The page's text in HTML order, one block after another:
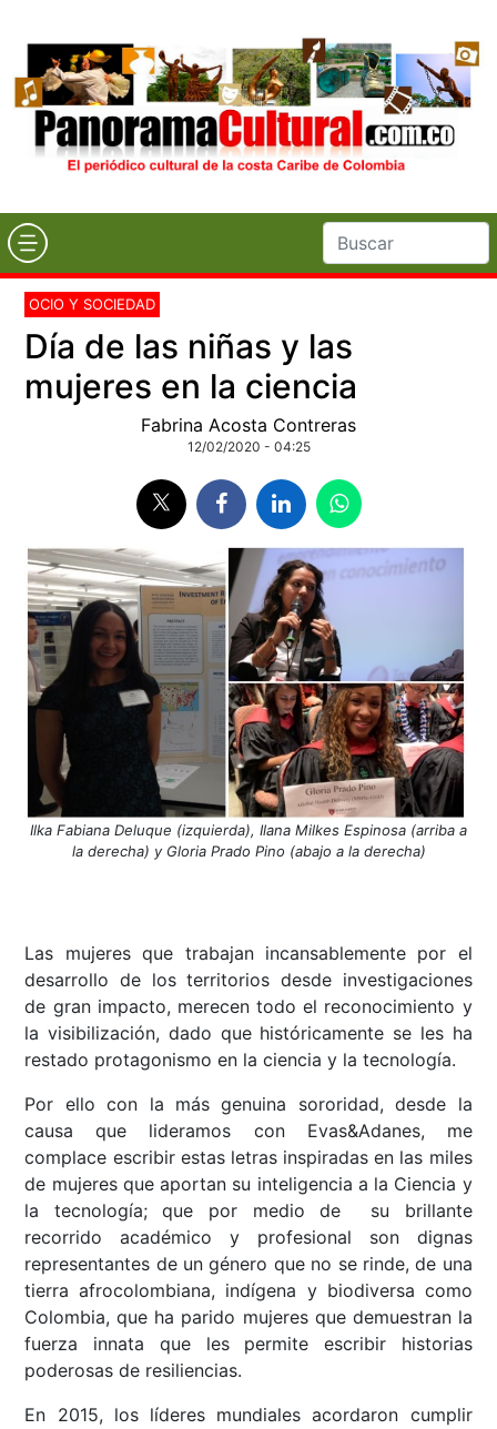
OCIO Y SOCIEDAD
Día de las niñas y las
mujeres en la ciencia
Fabrina Acosta Contreras
12/02/2020 - 04:25
Ilka Fabiana Deluque (izquierda), Ilana Milkes Espinosa (arriba a
la derecha) y Gloria Prado Pino (abajo a la derecha)
Las mujeres que trabajan incansablemente por el
desarrollo de los territorios desde investigaciones
de gran impacto, merecen todo el reconocimiento y
la visibilización, dado que históricamente se les ha
restado protagonismo en la ciencia y la tecnología.
Por ello con la más genuina sororidad, desde la
causa que lideramos con Evas&Adanes, me
complace escribir estas letras inspiradas en las miles
de mujeres que aportan su inteligencia a la Ciencia y
la tecnología; que por medio de su brillante
recorrido académico y profesional son dignas
representantes de un género que no se rinde, de una
tierra afrocolombiana, indígena y biodiversa como
Colombia, que ha parido mujeres que demuestran la
fuerza innata que les permite escribir historias
poderosas de resiliencias.
En 2015, los líderes mundiales acordaron cumplir